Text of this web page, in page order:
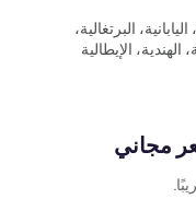
الهندية، الإيطالية
مجاني